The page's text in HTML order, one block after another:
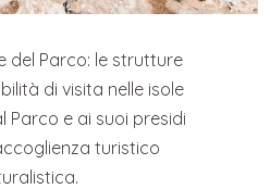
del Parco: le strutture
di visita nelle isole
Parco e ai suoi presidi
turistico